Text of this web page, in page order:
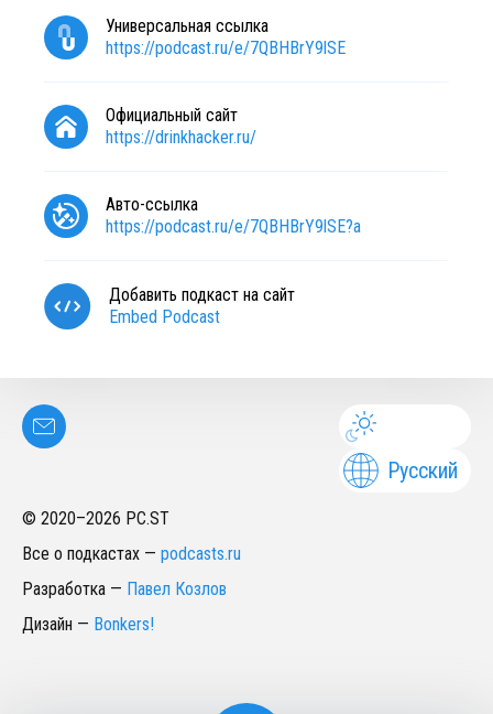
Универсальная ссылка
https://podcast.ru/e/7QBHBrY9lSE
Официальный сайт
https://drinkhacker.ru/
Авто-ссылка
https://podcast.ru/e/7QBHBrY9lSE?a
Добавить подкаст на сайт
Embed Podcast
Русский
© 2020–2026 PC.ST
Все о подкастах — podcasts.ru
Разработка — Павел Козлов
Дизайн — Bonkers!